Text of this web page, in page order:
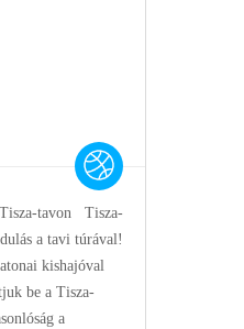
tavon Tisza-
a tavi túrával!
kishajóval
be a Tisza-
a